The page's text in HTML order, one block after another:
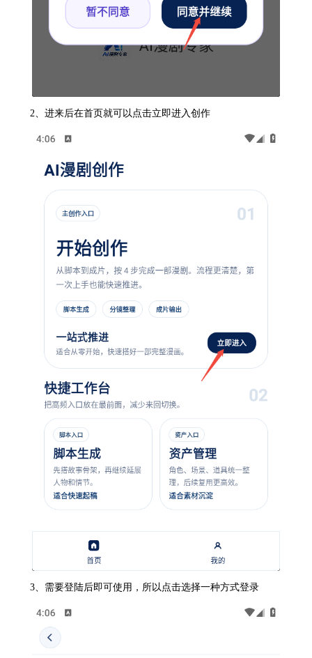
2、进来后在首页就可以点击立即进入创作
3、需要登陆后即可使用，所以点击选择一种方式登录